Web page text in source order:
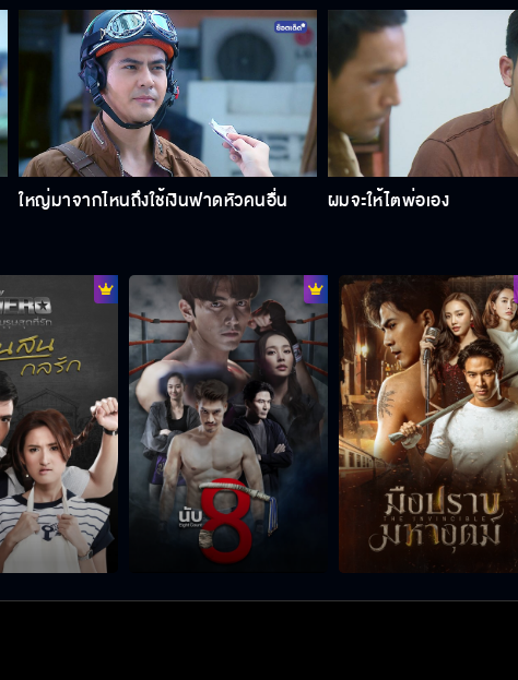
ใหญ่มาจากไหนถึงใช้เงินฟาดหัวคนอื่น ผมจะให้ไตพ่อเอง